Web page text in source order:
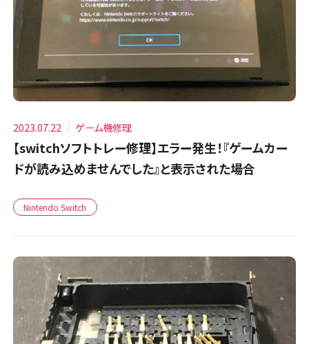
2023.07.22 ゲーム機修理
【switchソフトトレー修理】エラー発生！『ゲームカー
ドが読み込めませんでした』と表示された場合
Nintendo Switch